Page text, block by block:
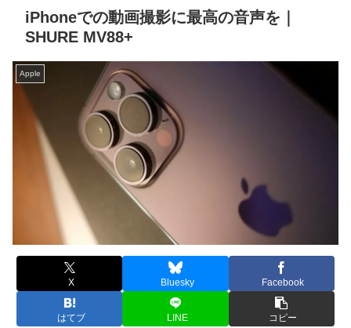
iPhoneでの動画撮影に最高の音声を｜
SHURE MV88+
Apple
X Bluesky Facebook
はてブ LINE コピー